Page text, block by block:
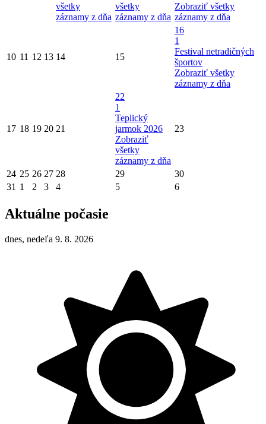
všetky
záznamy z dňa
všetky
záznamy z dňa
Zobraziť všetky
záznamy z dňa
10 11 12 13 14 15
16
1
Festival netradičných
športov
Zobraziť všetky
záznamy z dňa
17 18 19 20 21
22
1
Teplický
jarmok 2026
Zobraziť
všetky
záznamy z dňa
23
24 25 26 27 28 29
30
31 1 2 3 4 5 6
Aktuálne počasie
dnes, nedeľa 9. 8. 2026